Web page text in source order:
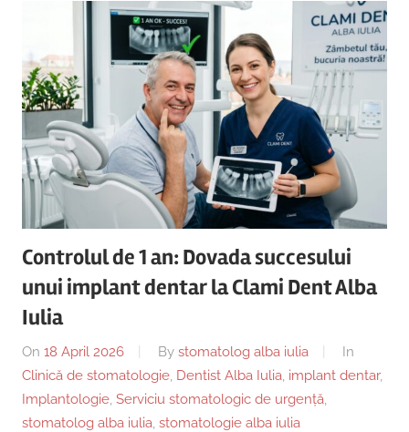
Controlul de 1 an: Dovada succesului
unui implant dentar la Clami Dent Alba
Iulia
On 18 April 2026 By stomatolog alba iulia
In
Clinică de stomatologie Dentist Alba Iulia implant dentar,
Implantologie Serviciu stomatologic de urgență
stomatolog alba iulia stomatologie alba iulia